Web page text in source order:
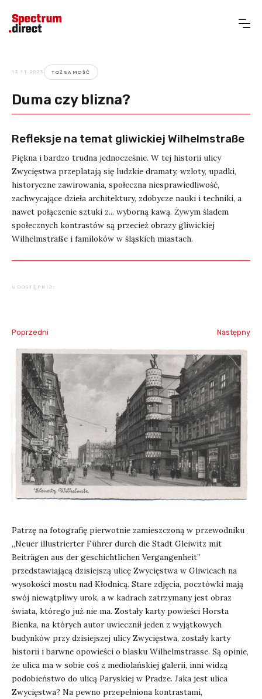
13.11.2023 TOŻSAMOŚĆ
Duma czy blizna?
Refleksje na temat gliwickiej Wilhelmstraße
Piękna i bardzo trudna jednocześnie. W tej historii ulicy
Zwycięstwa przeplatają się ludzkie dramaty, wzloty, upadki,
historyczne zawirowania, społeczna niesprawiedliwość,
zachwycające dzieła architektury, zdobycze nauki i techniki, a
nawet połączenie sztuki z... wyborną kawą. Żywym śladem
społecznych kontrastów są przecież obrazy gliwickiej
Wilhelmstraße i familoków w śląskich miastach.
UDOSTĘPNIJ:
Poprzedni Następny
Patrzę na fotografię pierwotnie zamieszczoną w przewodniku
„Neuer illustrierter Führer durch die Stadt Gleiwitz mit
Beiträgen aus der geschichtlichen Vergangenheit”
przedstawiającą dzisiejszą ulicę Zwycięstwa w Gliwicach na
wysokości mostu nad Kłodnicą. Stare zdjęcia, pocztówki mają
swój niewątpliwy urok, a w kadrach zatrzymany jest obraz
świata, którego już nie ma. Zostały karty powieści Horsta
Bienka, na których autor uwiecznił jeden z wyjątkowych
budynków przy dzisiejszej ulicy Zwycięstwa, zostały karty
historii i barwne opowieści o blasku Wilhelmstrasse. Są opinie,
że ulica ma w sobie coś z mediolańskiej galerii, inni widzą
podobieństwo do ulicą Paryskiej w Pradze. Jaka jest ulica
Zwycięstwa? Na pewno przepełniona kontrastami,